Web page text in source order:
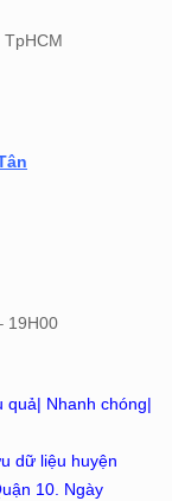
19H00
quả| Nhanh chóng|
dữ liệu huyện
10. Ngày